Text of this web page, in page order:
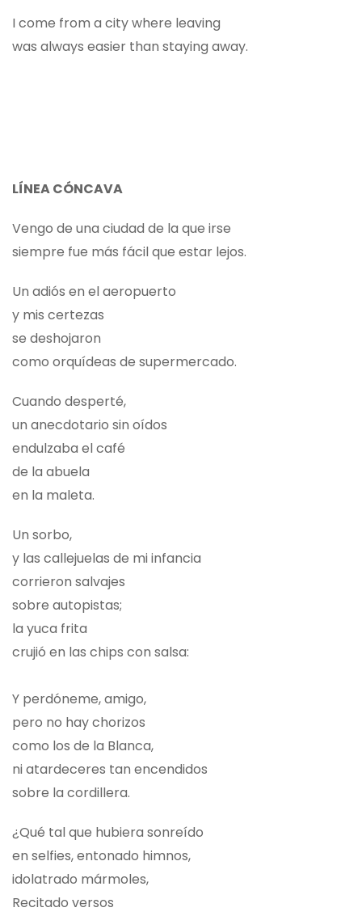
I come from a city where leaving
was always easier than staying away.
LÍNEA CÓNCAVA
Vengo de una ciudad de la que irse
siempre fue más fácil que estar lejos.
Un adiós en el aeropuerto
y mis certezas
se deshojaron
como orquídeas de supermercado.
Cuando desperté,
un anecdotario sin oídos
endulzaba el café
de la abuela
en la maleta.
Un sorbo,
y las callejuelas de mi infancia
corrieron salvajes
sobre autopistas;
la yuca frita
crujió en las chips con salsa:
Y perdóneme, amigo,
pero no hay chorizos
como los de la Blanca,
ni atardeceres tan encendidos
sobre la cordillera.
¿Qué tal que hubiera sonreído
en selfies, entonado himnos,
idolatrado mármoles,
Recitado versos